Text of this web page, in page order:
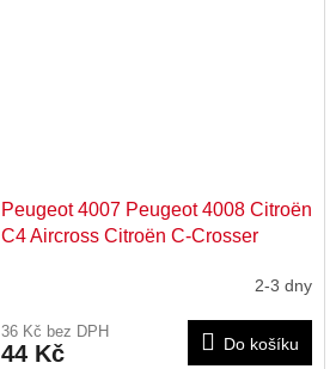
Peugeot 4007 Peugeot 4008 Citroën
C4 Aircross Citroën C-Crosser
2-3 dny
36 Kč bez DPH
44 Kč Do košíku